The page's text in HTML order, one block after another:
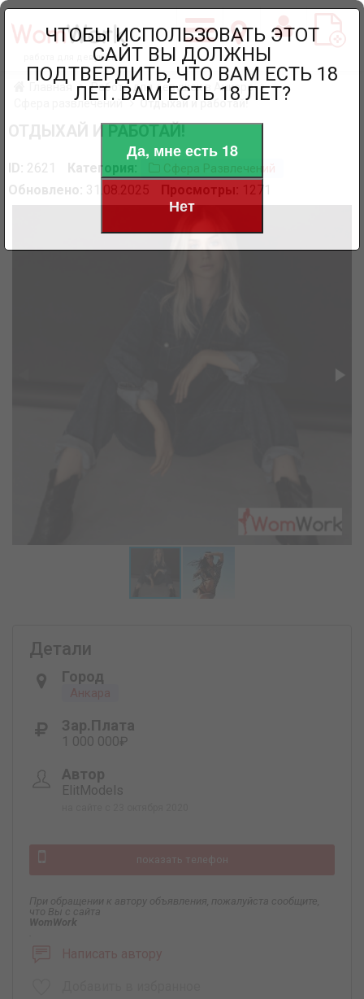
работа для девушек
Главная
Работа для девушек в Анкаре
Сфера развлечений
Отдыхай и работай!
ОТДЫХАЙ И РАБОТАЙ!
ID: 2621 Категория: Сфера Развлечений
Обновлено: 31.08.2025 Просмотры: 1271
Детали
Город
Анкара
Зар.плата
1 000 000₽
Автор
ElitModels
показать телефон
При обращении к автору объявления, пожалуйста сообщите,
что Вы с сайта
WomWork
Написать автору
ЧТОБЫ ИСПОЛЬЗОВАТЬ ЭТОТ
САЙТ ВЫ ДОЛЖНЫ
ПОДТВЕРДИТЬ, ЧТО ВАМ ЕСТЬ 18
ЛЕТ. ВАМ ЕСТЬ 18 ЛЕТ?
Да, мне есть 18
Нет